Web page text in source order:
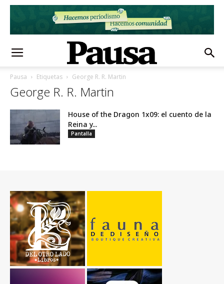
Pausa Etiquetas George R. R. Martin
George R. R. Martin
House of the Dragon 1x09: el cuento de la
Reina y...
Pantalla